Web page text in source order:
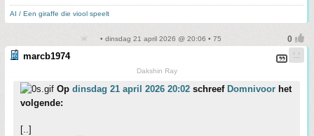
AI / Een giraffe die viool speelt
• dinsdag 21 april 2026 @ 20:06 • 75
marcb1974
Dakshin Ray
Op dinsdag 21 april 2026 20:02 schreef Domnivoor het
volgende:
[..]